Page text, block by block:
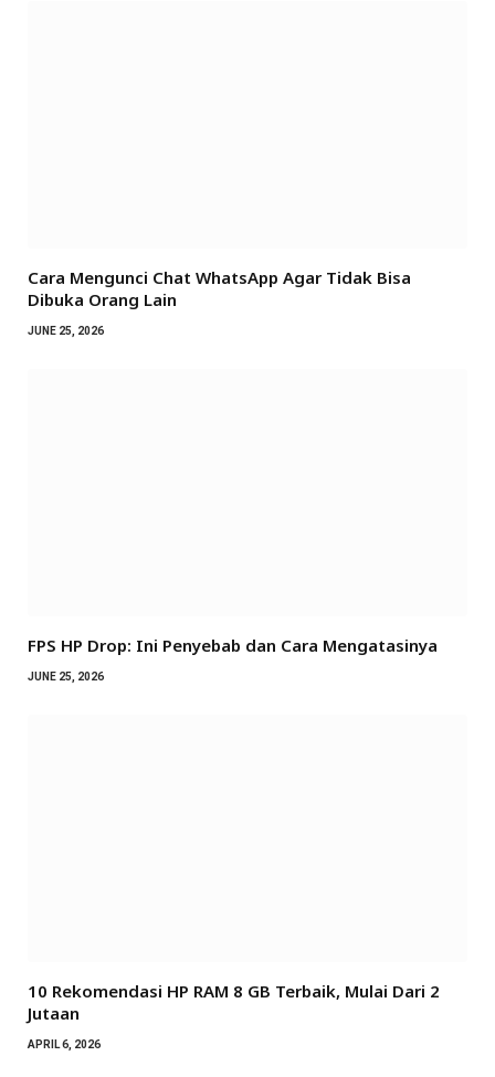
Cara Mengunci Chat WhatsApp Agar Tidak Bisa
Dibuka Orang Lain
JUNE 25, 2026
FPS HP Drop: Ini Penyebab dan Cara Mengatasinya
JUNE 25, 2026
10 Rekomendasi HP RAM 8 GB Terbaik, Mulai Dari 2
Jutaan
APRIL 6, 2026